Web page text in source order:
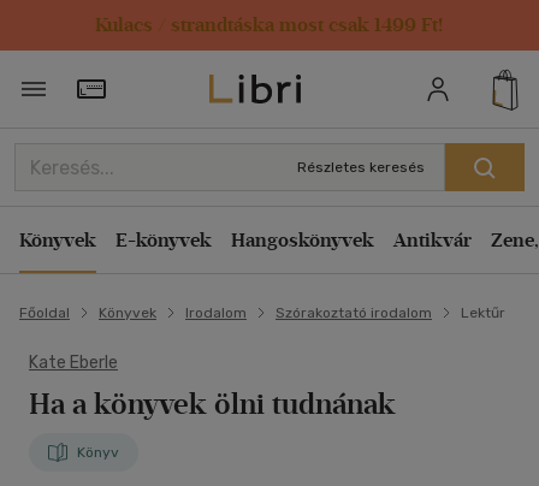
Kulacs / strandtáska most csak 1499 Ft!
Törzsvásárlói Kártya adatai
Részletes keresés
Könyvek E-könyvek Hangoskönyvek Antikvár
Főoldal Könyvek Irodalom Szórakoztató irodalom Lektűr
Kate Eberle
Ha a könyvek ölni tudnának
Könyv